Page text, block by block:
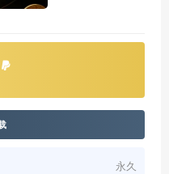
永久